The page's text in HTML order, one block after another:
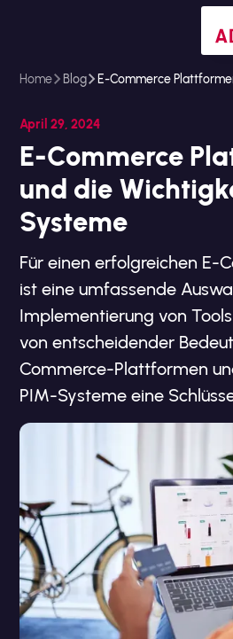
Home Blog
April 29, 2024
E-Commerce
und die
Systeme
Für einen erfolgreichen E-
ist eine umfassende
Implementierung von
von entscheidender
Commerce-Plattformen
PIM-Systeme eine